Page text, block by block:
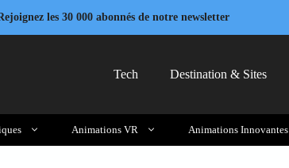
les 30 000 abonnés de notre newsletter
Tech Destination & Sites
Animations VR Animations Innovantes